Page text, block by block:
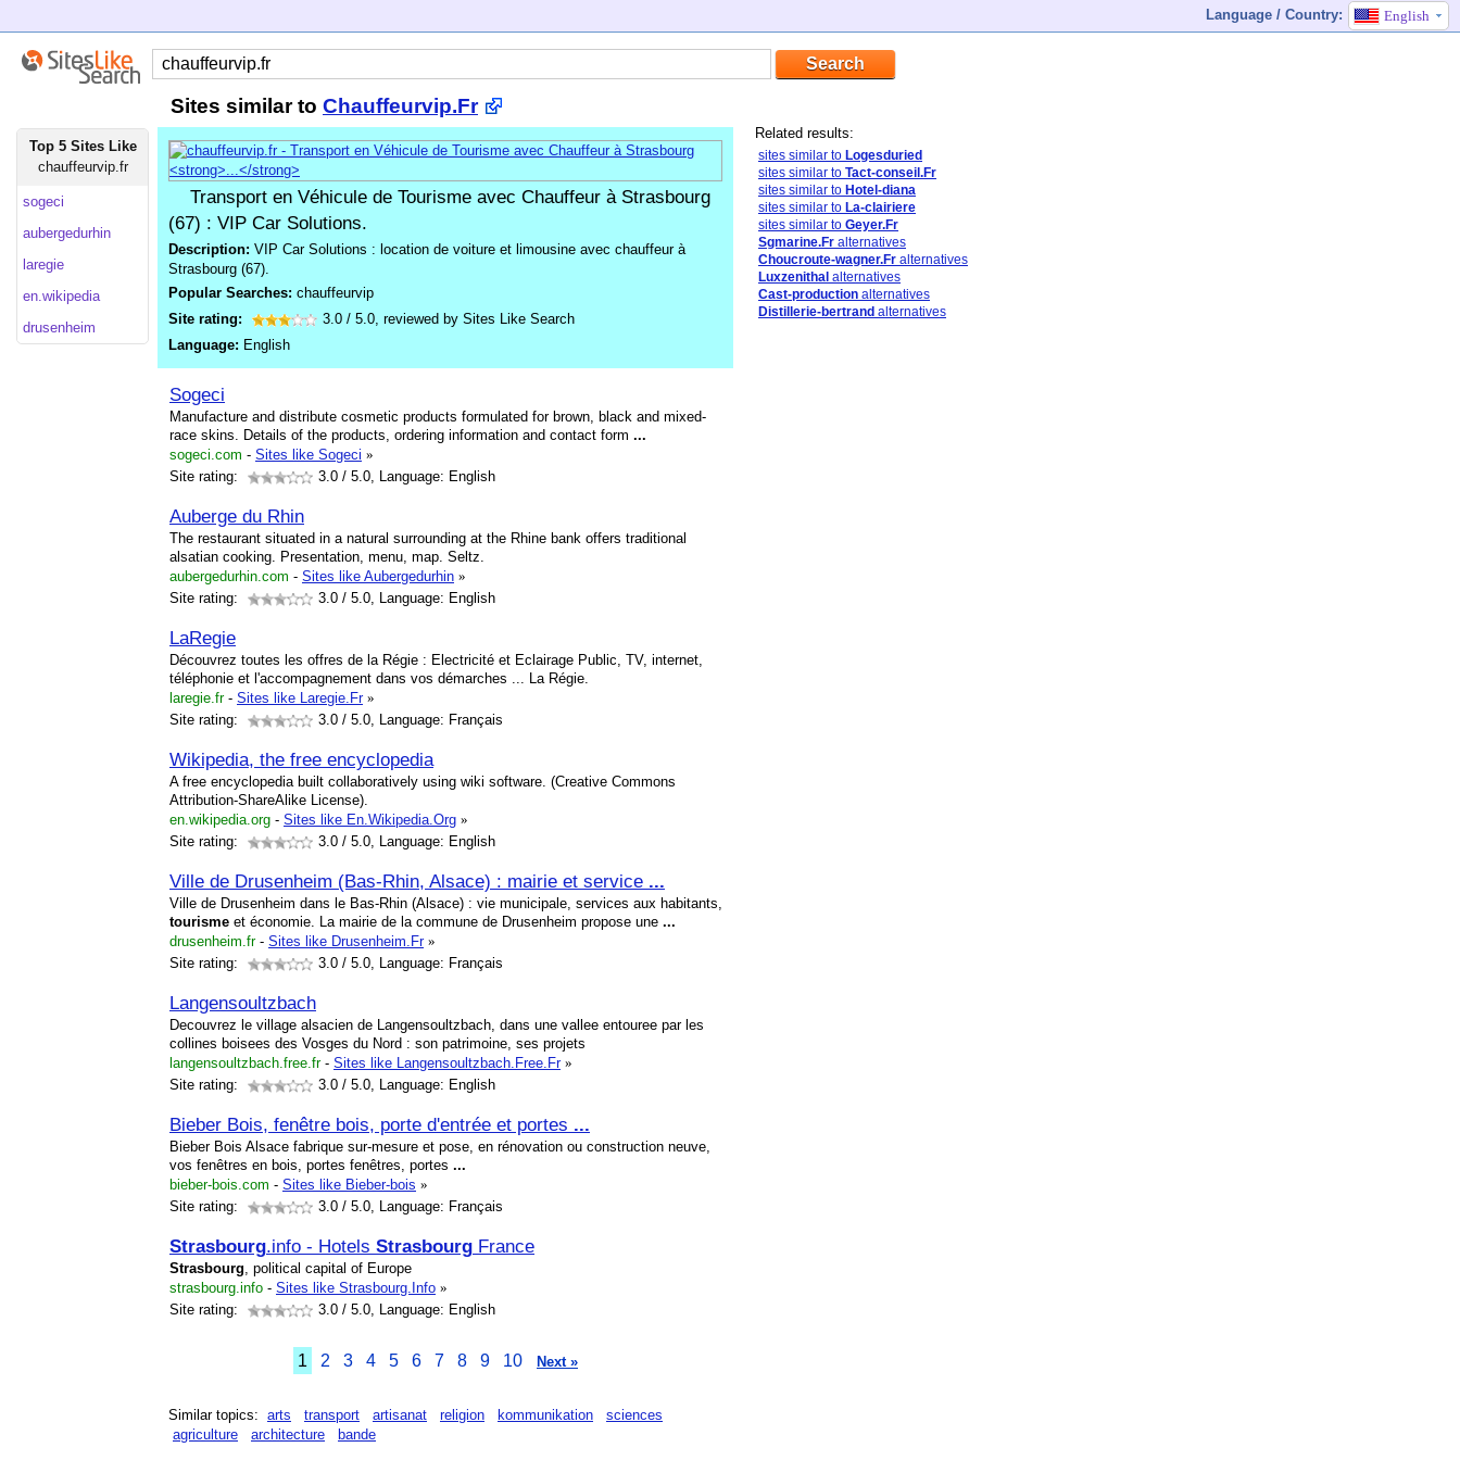
Language / Country: English
Sites similar to Chauffeurvip.Fr
Top 5 Sites Like
chauffeurvip.fr
sogeci
aubergedurhin
laregie
en.wikipedia
drusenheim
Transport en Véhicule de Tourisme avec Chauffeur à Strasbourg
(67) : VIP Car Solutions.
Description: VIP Car Solutions : location de voiture et limousine avec chauffeur à
Strasbourg (67).
Popular Searches: chauffeurvip
Site rating:
3.0 / 5.0, reviewed by Sites Like Search
Language: English
Sogeci
Manufacture and distribute cosmetic products formulated for brown, black and mixed-
race skins. Details of the products, ordering information and contact form ...
sogeci.com - Sites like Sogeci »
Site rating:
3.0 / 5.0, Language: English
Auberge du Rhin
The restaurant situated in a natural surrounding at the Rhine bank offers traditional
alsatian cooking. Presentation, menu, map. Seltz.
aubergedurhin.com - Sites like Aubergedurhin »
Site rating:
3.0 / 5.0, Language: English
LaRegie
Découvrez toutes les offres de la Régie : Electricité et Eclairage Public, TV, internet,
téléphonie et l'accompagnement dans vos démarches ... La Régie.
laregie.fr- Sites like Laregie.Fr »
Site rating:
3.0 / 5.0, Language: Français
Wikipedia, the free encyclopedia
A free encyclopedia built collaboratively using wiki software. (Creative Commons
Attribution-ShareAlike License).
en.wikipedia.org - Sites like En.Wikipedia.Org »
Site rating:
3.0 / 5.0, Language: English
Ville de Drusenheim (Bas-Rhin, Alsace) : mairie et service ...
Ville de Drusenheim dans le Bas-Rhin (Alsace) : vie municipale, services aux habitants,
tourisme et économie. La mairie de la commune de Drusenheim propose une ...
drusenheim.fr- Sites like Drusenheim.Fr »
Site rating:
3.0 / 5.0, Language: Français
Langensoultzbach
Decouvrez le village alsacien de Langensoultzbach, dans une vallee entouree par les
collines boisees des Vosges du Nord : son patrimoine, ses projets
langensoultzbach.free.fr- Sites like Langensoultzbach.Free.Fr »
Site rating:
3.0 / 5.0, Language: English
Bieber Bois, fenêtre bois, porte d'entrée et portes ...
Bieber Bois Alsace fabrique sur-mesure et pose, en rénovation ou construction neuve,
vos fenêtres en bois, portes fenêtres, portes ...
bieber-bois.com - Sites like Bieber-bois »
Site rating:
3.0 / 5.0, Language: Français
Strasbourg.info - Hotels Strasbourg France
Strasbourg, political capital of Europe
strasbourg.info - Sites like Strasbourg.Info »
Site rating:
3.0 / 5.0, Language: English
1 2 3 4 5 6 7 8 9 10 Next »
Similar topics: arts transport artisanat religion kommunikation
sciences
agriculture
architecture bande
Related results:
sites similar to Logesduried
sites similar to Tact-conseil.Fr
sites similar to Hotel-diana
sites similar to La-clairiere
sites similar to Geyer.Fr
Sgmarine.Fr alternatives
Choucroute-wagner.Fr alternatives
Luxzenithal alternatives
Cast-production alternatives
Distillerie-bertrand alternatives